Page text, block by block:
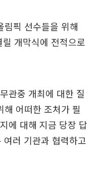
픽 선수들을 위해
개막식에 전적으로
관중 개최에 대한 질
어떠한 조처가 필
에 대해 지금 당장 답
러 기관과 협력하고